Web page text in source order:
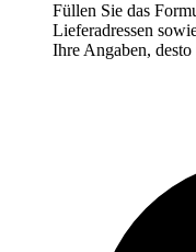
Füllen Sie das
Lieferadressen
Ihre Angaben,